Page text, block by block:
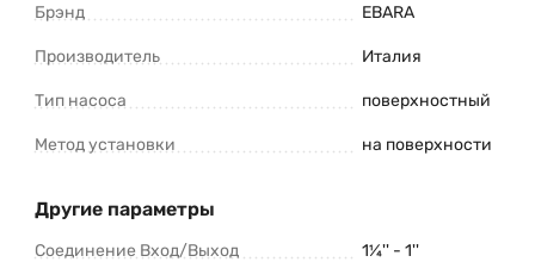
Брэнд EBARA
Производитель Италия
Тип насоса поверхностный
Метод установки на поверхности
Другие параметры
Соединение Вход/Выход 1¼'' - 1''